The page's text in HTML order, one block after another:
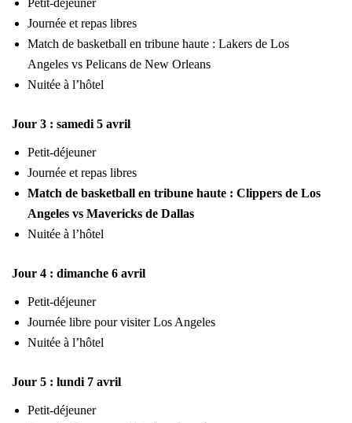
Petit-déjeuner
Journée et repas libres
Match de basketball en tribune haute : Lakers de Los
Angeles vs Pelicans de New Orleans
Nuitée à l’hôtel
Jour 3 : samedi 5 avril
Petit-déjeuner
Journée et repas libres
Match de basketball en tribune haute : Clippers de Los
Angeles vs Mavericks de Dallas
Nuitée à l’hôtel
Jour 4 : dimanche 6 avril
Petit-déjeuner
Journée libre pour visiter Los Angeles
Nuitée à l’hôtel
Jour 5 : lundi 7 avril
Petit-déjeuner